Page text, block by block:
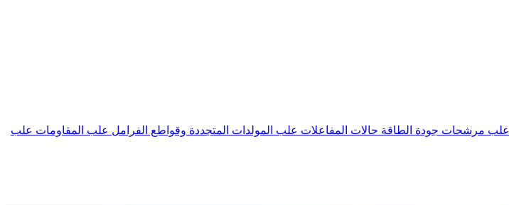
علب مرشحات جودة الطاقة حالات المفاعلات علب المولدات المتجددة وقواطع الفرامل علب المقاومات علب